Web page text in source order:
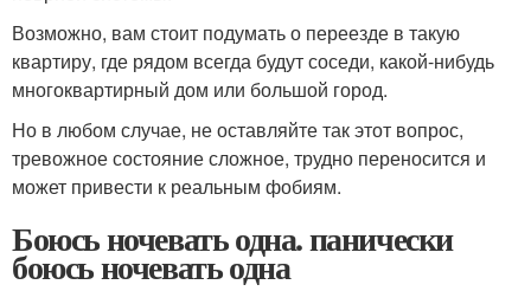
Возможно, вам стоит подумать о переезде в такую
квартиру, где рядом всегда будут соседи, какой-нибудь
многоквартирный дом или большой город.
Но в любом случае, не оставляйте так этот вопрос,
тревожное состояние сложное, трудно переносится и
может привести к реальным фобиям.
Боюсь ночевать одна. панически
боюсь ночевать одна